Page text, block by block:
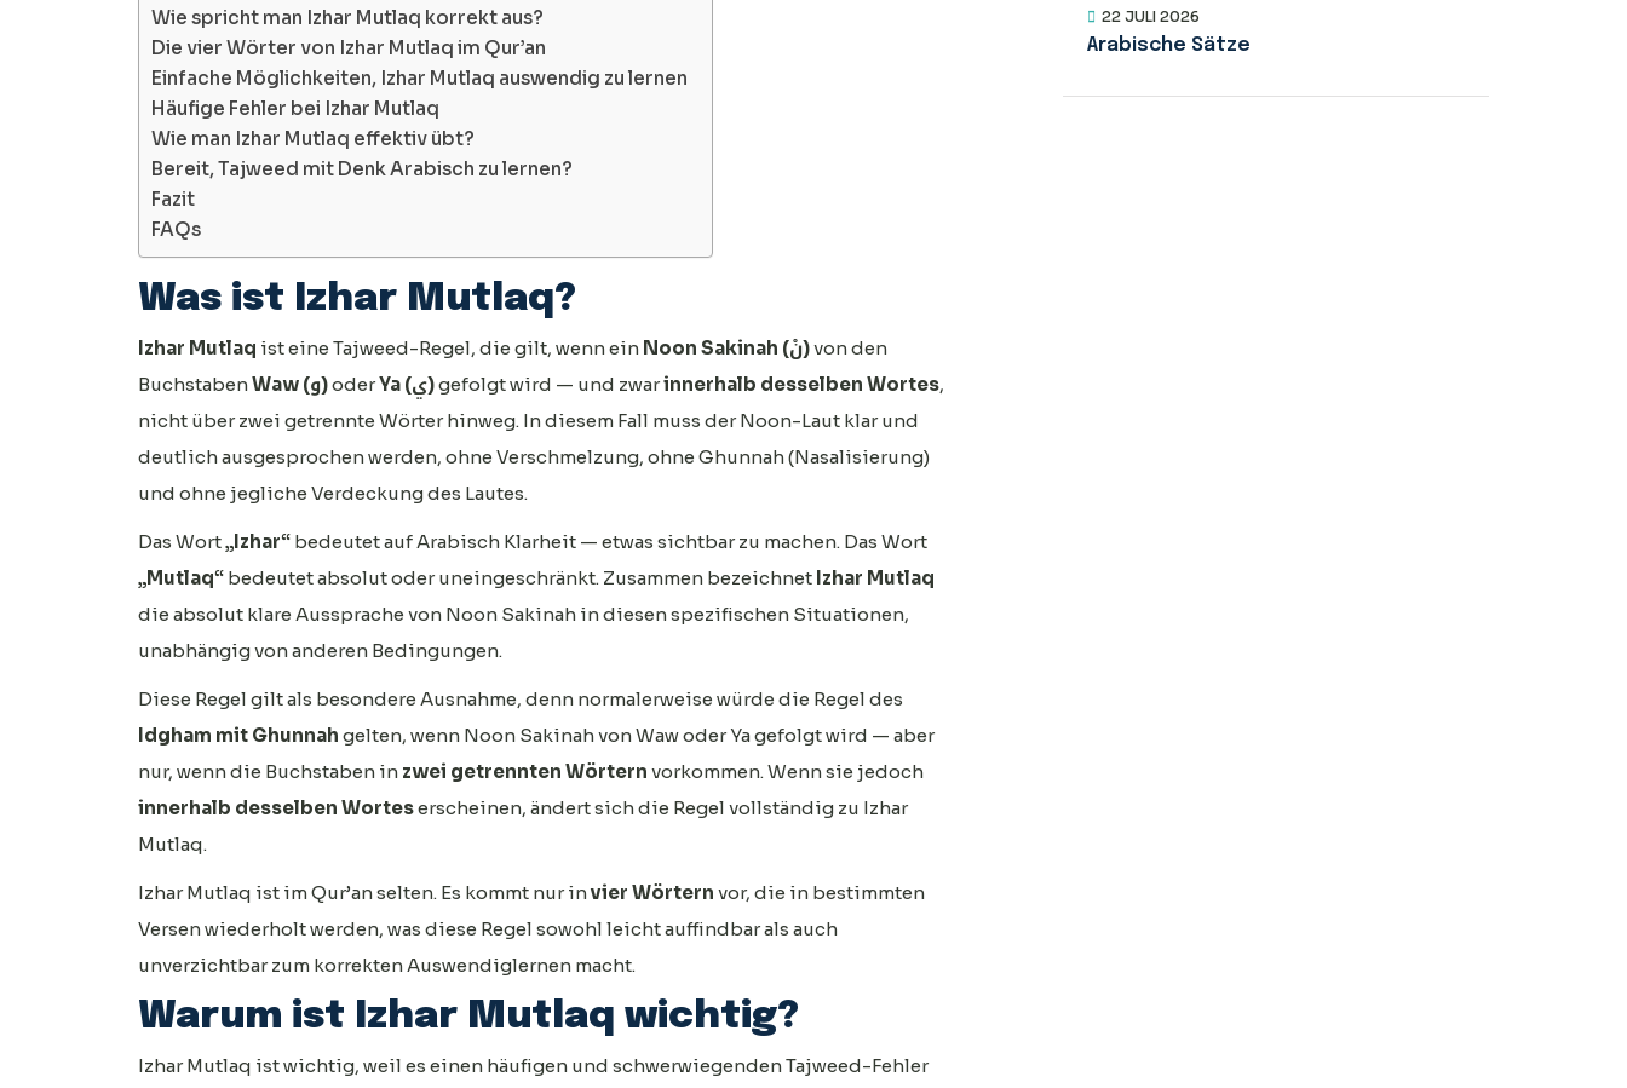
Wie spricht man Izhar Mutlaq korrekt aus?
Die vier Wörter von Izhar Mutlaq im Qur’an
Einfache Möglichkeiten, Izhar Mutlaq auswendig zu lernen
Häufige Fehler bei Izhar Mutlaq
Wie man Izhar Mutlaq effektiv übt?
Bereit, Tajweed mit Denk Arabisch zu lernen?
Fazit
FAQs
Was ist Izhar Mutlaq?
Izhar Mutlaq ist eine Tajweed-Regel, die gilt, wenn ein Noon Sakinah (نْ)von den
Buchstaben
Waw (و)oder Ya (ي)gefolgt wird — und zwarinnerhalb desselben Wortes,
nicht über zwei getrennte Wörter hinweg. In diesem Fall muss der Noon-Laut klar und
deutlich ausgesprochen werden, ohne Verschmelzung, ohne Ghunnah (Nasalisierung)
und ohne jegliche Verdeckung des Lautes.
Das Wort„Izhar“ bedeutet auf Arabisch Klarheit — etwas sichtbar zu machen. Das Wort
„Mutlaq“ bedeutet absolut oder uneingeschränkt. Zusammen bezeichnet Izhar Mutlaq
die absolut klare Aussprache von Noon Sakinah in diesen spezifischen Situationen,
unabhängig von anderen Bedingungen.
Diese Regel gilt als besondere Ausnahme, denn normalerweise würde die Regel des
Idgham mit Ghunnah gelten, wenn Noon Sakinah von Waw oder Ya gefolgt wird — aber
nur, wenn die Buchstaben in zwei getrennten Wörtern vorkommen. Wenn sie jedoch
innerhalb desselben Worteserscheinen, ändert sich die Regel vollständig zu Izhar
Mutlaq.
Izhar Mutlaq ist im Qur’an selten. Es kommt nur invier Wörtern vor, die in bestimmten
Versen wiederholt werden, was diese Regel sowohl leicht auffindbar als auch
unverzichtbar zum korrekten Auswendiglernen macht.
Warum ist Izhar Mutlaq wichtig?
Izhar Mutlaq ist wichtig, weil es einen häufigen und schwerwiegenden Tajweed-Fehler
22 JULI 2026
Arabische Sätze